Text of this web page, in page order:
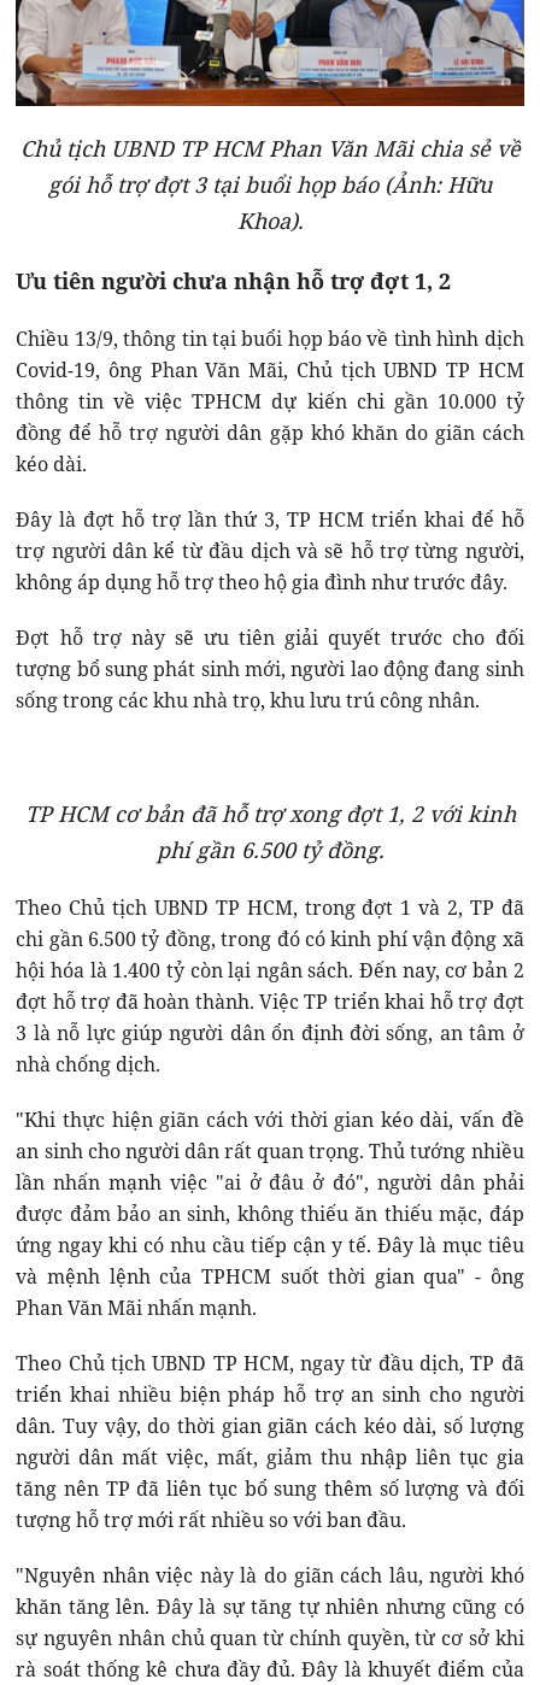
Chủ tịch UBND TP HCM Phan Văn Mãi chia sẻ về
gói hỗ trợ đợt 3 tại buổi họp báo (Ảnh: Hữu
Khoa).
Ưu tiên người chưa nhận hỗ trợ đợt 1, 2
Chiều 13/9, thông tin tại buổi họp báo về tình hình dịch
Covid-19, ông Phan Văn Mãi, Chủ tịch UBND TP HCM
thông tin về việc TPHCM dự kiến chi gần 10.000 tỷ
đồng để hỗ trợ người dân gặp khó khăn do giãn cách
kéo dài.
Đây là đợt hỗ trợ lần thứ 3, TP HCM triển khai để hỗ
trợ người dân kể từ đầu dịch và sẽ hỗ trợ từng người,
không áp dụng hỗ trợ theo hộ gia đình như trước đây.
Đợt hỗ trợ này sẽ ưu tiên giải quyết trước cho đối
tượng bổ sung phát sinh mới, người lao động đang sinh
sống trong các khu nhà trọ, khu lưu trú công nhân.
TP HCM cơ bản đã hỗ trợ xong đợt 1, 2 với kinh
phí gần 6.500 tỷ đồng.
Theo Chủ tịch UBND TP HCM, trong đợt 1 và 2, TP đã
chi gần 6.500 tỷ đồng, trong đó có kinh phí vận động xã
hội hóa là 1.400 tỷ còn lại ngân sách. Đến nay, cơ bản 2
đợt hỗ trợ đã hoàn thành. Việc TP triển khai hỗ trợ đợt
3 là nỗ lực giúp người dân ổn định đời sống, an tâm ở
nhà chống dịch.
"Khi thực hiện giãn cách với thời gian kéo dài, vấn đề
an sinh cho người dân rất quan trọng. Thủ tướng nhiều
lần nhấn mạnh việc "ai ở đâu ở đó", người dân phải
được đảm bảo an sinh, không thiếu ăn thiếu mặc, đáp
ứng ngay khi có nhu cầu tiếp cận y tế. Đây là mục tiêu
và mệnh lệnh của TPHCM suốt thời gian qua" - ông
Phan Văn Mãi nhấn mạnh.
Theo Chủ tịch UBND TP HCM, ngay từ đầu dịch, TP đã
triển khai nhiều biện pháp hỗ trợ an sinh cho người
dân. Tuy vậy, do thời gian giãn cách kéo dài, số lượng
người dân mất việc, mất, giảm thu nhập liên tục gia
tăng nên TP đã liên tục bổ sung thêm số lượng và đối
tượng hỗ trợ mới rất nhiều so với ban đầu.
"Nguyên nhân việc này là do giãn cách lâu, người khó
khăn tăng lên. Đây là sự tăng tự nhiên nhưng cũng có
sự nguyên nhân chủ quan từ chính quyền, từ cơ sở khi
rà soát thống kê chưa đầy đủ. Đây là khuyết điểm của